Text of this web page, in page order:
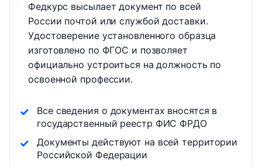
Федкурс высылает документ по всей
России почтой или службой доставки.
Удостоверение установленного образца
изготовлено по ФГОС и позволяет
официально устроиться на должность по
освоенной профессии.
Все сведения о документах вносятся в
государственный реестр ФИС ФРДО
Документы действуют на всей территории
Российской Федерации